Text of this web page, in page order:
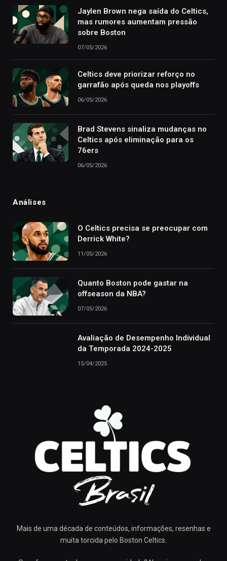
Jaylen Brown nega saída do Celtics,
mas rumores aumentam pressão
sobre Boston
07/05/2026
Celtics deve priorizar reforço no
garrafão após queda nos playoffs
06/05/2026
Brad Stevens sinaliza mudanças no
Celtics após eliminação para os
76ers
06/05/2026
Análises
O Celtics precisa se preocupar com
Derrick White?
11/05/2026
Quanto Boston pode gastar na
offseason da NBA?
07/05/2026
Avaliação de Desempenho Individual
da Temporada 2024-2025
15/04/2025
Mais de uma década de conteúdos, informações, resenhas e
muita torcida pelo Boston Celtics.